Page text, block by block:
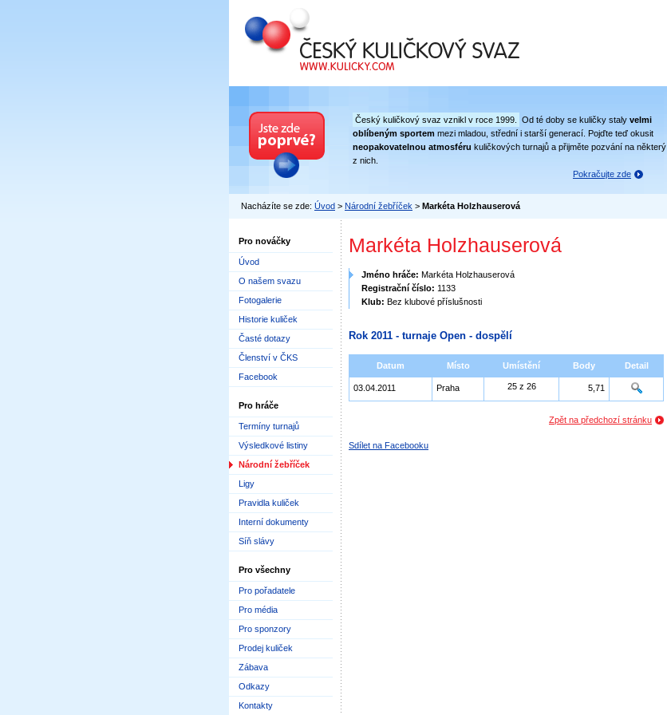
Český kuličkový svaz
Český kuličkový svaz vznikl v roce 1999. Od té doby se kuličky staly velmi
oblíbeným sportem mezi mladou, střední i starší generací. Pojďte teď okusit
neopakovatelnou atmosféru kuličkových turnajů a přijměte pozvání na některý
z nich.
Pokračujte zde
Nacházíte se zde: Úvod > Národní žebříček > Markéta Holzhauserová
Pro nováčky
Úvod
O našem svazu
Fotogalerie
Historie kuliček
Časté dotazy
Členství v ČKS
Facebook
Pro hráče
Termíny turnajů
Výsledkové listiny
Národní žebříček
Ligy
Pravidla kuliček
Interní dokumenty
Síň slávy
Pro všechny
Pro pořadatele
Pro média
Pro sponzory
Prodej kuliček
Zábava
Odkazy
Kontakty
Markéta Holzhauserová
Jméno hráče: Markéta Holzhauserová
Registrační číslo: 1133
Klub: Bez klubové příslušnosti
Rok 2011 - turnaje Open - dospělí
Datum Místo Umístění Body Detail
03.04.2011 Praha 25 z 26 5,71
Zpět na předchozí stránku
Sdílet na Facebooku